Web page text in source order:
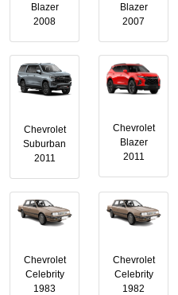
Blazer
2007
Blazer
2008
Chevrolet
Blazer
2011
Chevrolet
Suburban
2011
Chevrolet
Celebrity
1982
Chevrolet
Celebrity
1983